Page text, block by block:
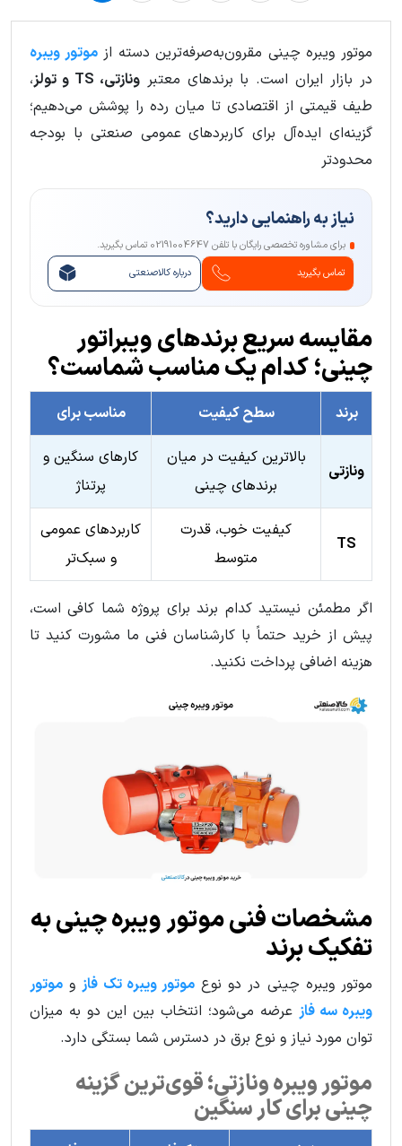
موتور ویبره چینی مقرون‌به‌صرفه‌ترین دسته ازموتور ویبره
در بازار ایران است. با برندهای معتبرونازتی، TS و تولز
،
طیف قیمتی از اقتصادی تا میان رده را پوشش می‌دهیم؛
گزینه‌ای ایده‌آل برای کاربردهای عمومی صنعتی با بودجه
محدودتر
نیاز به راهنمایی دارید؟
برای مشاوره تخصصی رایگان با تلفن 02191004647 تماس بگیرید.
تماس بگیرید
درباره کالاصنعتی
مقایسه سریع برندهای ویبراتور
چینی؛ کدام یک مناسب شماست؟
برند سطح کیفیت مناسب برای
ونازتی
بالاترین کیفیت در میان
برندهای چینی
کارهای سنگین و
پرتناژ
TS
کیفیت خوب، قدرت
متوسط
کاربردهای عمومی
و سبک‌تر
اگر مطمئن نیستید کدام برند برای پروژه شما کافی است،
پیش از خرید حتماً با کارشناسان فنی ما مشورت کنید تا
هزینه اضافی پرداخت نکنید.
مشخصات فنی موتور ویبره چینی به
تفکیک برند
موتور ویبره چینی در دو نوعموتور ویبره تک فازو موتور
ویبره سه فاز عرضه می‌شود؛ انتخاب بین این دو به میزان
توان مورد نیاز و نوع برق در دسترس شما بستگی دارد.
موتور ویبره ونازتی؛ قوی‌ترین گزینه
چینی برای کار سنگین